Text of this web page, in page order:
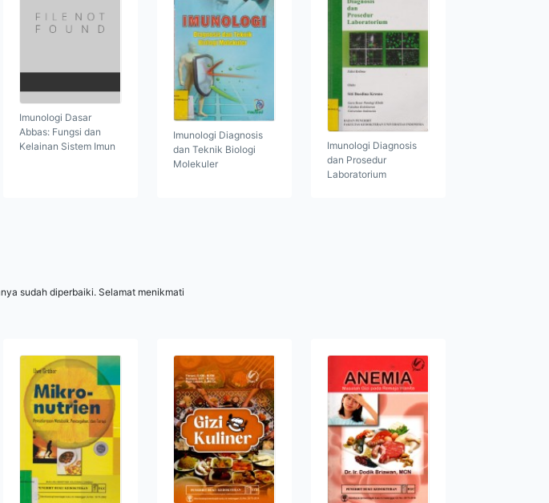
Imunologi Dasar
Abbas: Fungsi dan
Kelainan Sistem Imun
Imunologi Diagnosis
dan Teknik Biologi
Molekuler
Imunologi Diagnosis
dan Prosedur
Laboratorium
sudah diperbaiki. Selamat menikmati